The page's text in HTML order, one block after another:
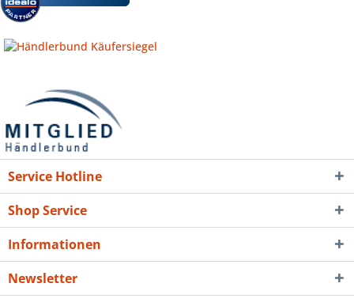
Service Hotline
Shop Service
Informationen
Newsletter